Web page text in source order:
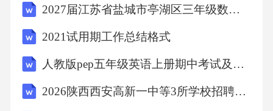
解析“互联网大概是近几十年来最重要的一项技
术成果……”是这段文字的中心，因此后面的内
容都是围绕这句话展开的，根据“互联网在诞生
时并没有专门的行业发展规划，也没有目光远
2027届江苏省盐城市亭湖区三年级数学第一学期期末统考模拟试题含解析
2021试用期工作总结格式
人教版pep五年级英语上册期中考试及答案
2026陕西西安高新一中等3所学校招聘备考题库及参考答案详解1套